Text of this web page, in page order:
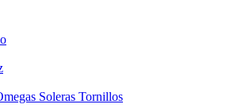
Soleras Tornillos